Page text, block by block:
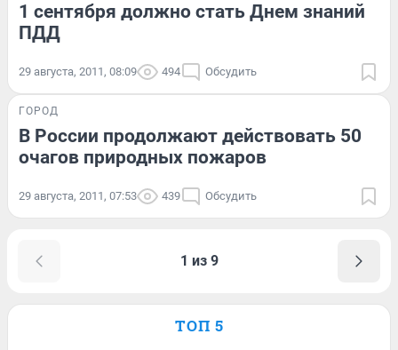
1 сентября должно стать Днем знаний
ПДД
29 августа, 2011, 08:09 494 Обсудить
ГОРОД
В России продолжают действовать 50
очагов природных пожаров
29 августа, 2011, 07:53 439 Обсудить
1 из 9
ТОП 5